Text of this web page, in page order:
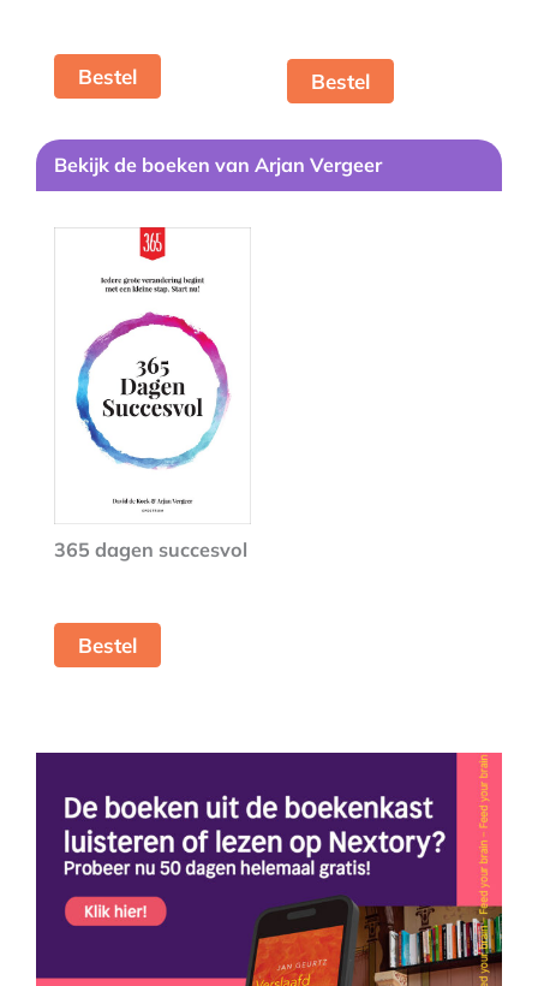
Bestel Bestel
Bekijk de boeken van Arjan Vergeer
365 dagen succesvol
Bestel